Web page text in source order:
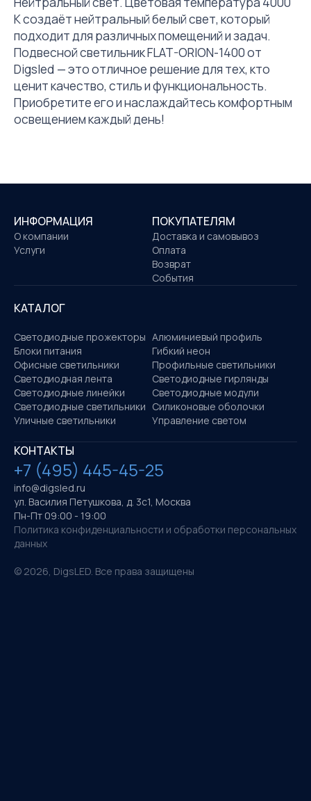
К создаёт нейтральный белый свет, который
подходит для различных помещений и задач.
Подвесной светильник FLAT-ORION-1400 от
Digsled — это отличное решение для тех, кто
ценит качество, стиль и функциональность.
Приобретите его и наслаждайтесь комфортным
освещением каждый день!
ИНФОРМАЦИЯ
О компании
Услуги
ПОКУПАТЕЛЯМ
Доставка и самовывоз
Оплата
Возврат
События
КАТАЛОГ
Светодиодные прожекторы Алюминиевый профиль
Блоки питания
Гибкий неон
Офисные светильники
Профильные светильники
Светодиодная лента
Светодиодные гирлянды
Светодиодные линейки
Светодиодные модули
Светодиодные светильники Силиконовые оболочки
Уличные светильники
Управление светом
КОНТАКТЫ
+7 (495) 445-45-25
info@digsled.ru
ул. Василия Петушкова, д. 3с1, Москва
Пн-Пт 09:00 - 19:00
Политика конфиденциальности и обработки персональных
данных
© 2026, DigsLED. Все права защищены